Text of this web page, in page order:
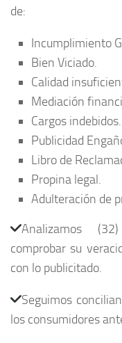
de:
Incumplimiento
Bien Viciado.
Calidad
Mediación
Cargos indebidos.
Publicidad
Libro de
Propina legal.
Adulteración de
Analizamos
comprobar su
con lo publicitado.
Seguimos
los consumidores